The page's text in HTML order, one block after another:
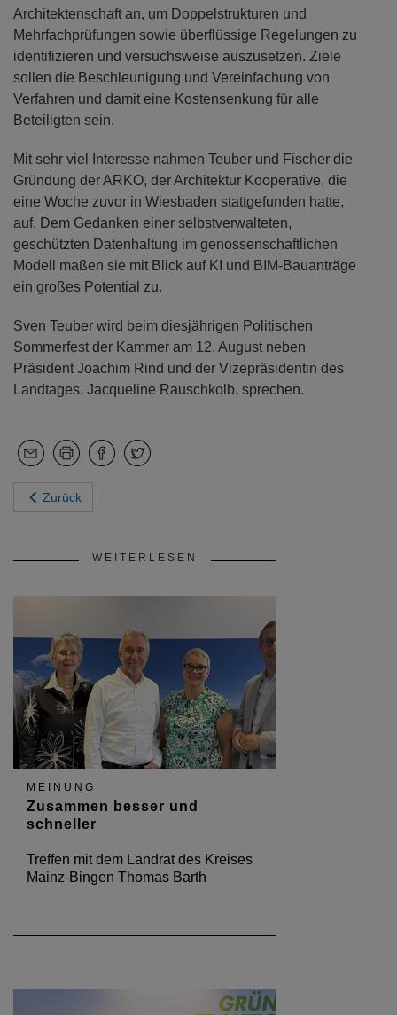
Architektenschaft an, um Doppelstrukturen und
Mehrfachprüfungen sowie überflüssige Regelungen zu
identifizieren und versuchsweise auszusetzen. Ziele
sollen die Beschleunigung und Vereinfachung von
Verfahren und damit eine Kostensenkung für alle
Beteiligten sein.
Mit sehr viel Interesse nahmen Teuber und Fischer die
Gründung der ARKO, der Architektur Kooperative, die
eine Woche zuvor in Wiesbaden stattgefunden hatte,
auf. Dem Gedanken einer selbstverwalteten,
geschützten Datenhaltung im genossenschaftlichen
Modell maßen sie mit Blick auf KI und BIM-Bauanträge
ein großes Potential zu.
Sven Teuber wird beim diesjährigen Politischen
Sommerfest der Kammer am 12. August neben
Präsident Joachim Rind und der Vizepräsidentin des
Landtages, Jacqueline Rauschkolb, sprechen.
Zurück
WEITERLESEN
MEINUNG
Zusammen besser und
schneller
Treffen mit dem Landrat des Kreises
Mainz-Bingen Thomas Barth